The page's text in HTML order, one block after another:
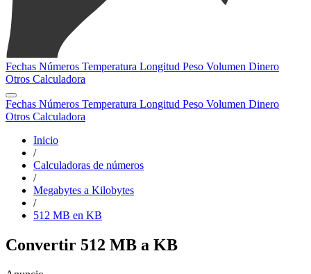
Fechas Números Temperatura Longitud Peso Volumen Dinero
Otros Calculadora
Fechas Números Temperatura Longitud Peso Volumen Dinero
Otros Calculadora
Inicio
/
Calculadoras de números
/
Megabytes a Kilobytes
/
512 MB en KB
Convertir 512 MB a KB